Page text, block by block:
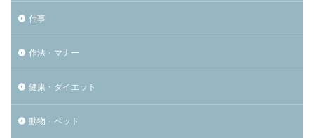
仕事
作法・マナー
健康・ダイエット
動物・ペット